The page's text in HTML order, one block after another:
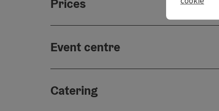
Prices
Event centre
Catering